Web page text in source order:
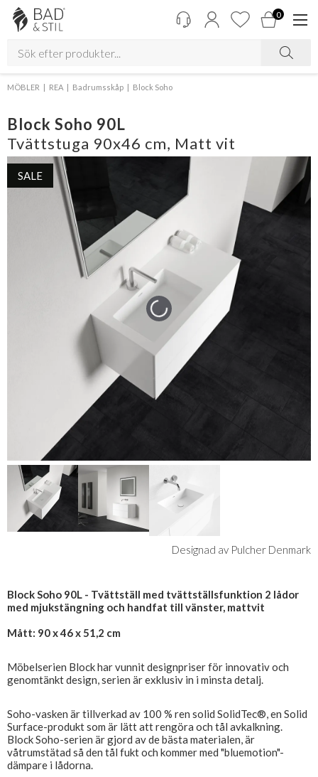
0
MÖBLER REA Badrumsskåp Block Soho
Block Soho 90L
Tvättstuga 90x46 cm, Matt vit
SALE
Designad av Pulcher Denmark
Block Soho 90L - Tvättställ med tvättställsfunktion 2 lådor
med mjukstängning och handfat till vänster, mattvit
Mått: 90 x 46 x 51,2 cm
Möbelserien Block har vunnit designpriser för innovativ och
genomtänkt design, serien är exklusiv in i minsta detalj.
Soho-vasken är tillverkad av 100 % ren solid SolidTec®, en Solid
Surface-produkt som är lätt att rengöra och tål avkalkning.
Block Soho-serien är gjord av de bästa materialen, är
våtrumstätad så den tål fukt och kommer med "bluemotion"-
dämpare i lådorna.